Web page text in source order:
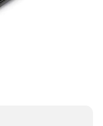
des ions
la réduction des
et aide à